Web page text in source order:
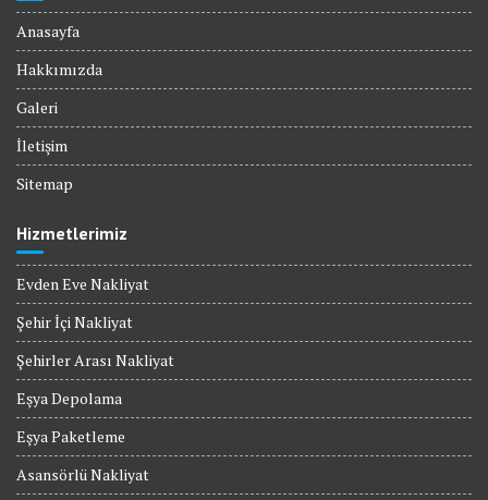
Anasayfa
Hakkımızda
Galeri
İletişim
Sitemap
Hizmetlerimiz
Evden Eve Nakliyat
Şehir İçi Nakliyat
Şehirler Arası Nakliyat
Eşya Depolama
Eşya Paketleme
Asansörlü Nakliyat